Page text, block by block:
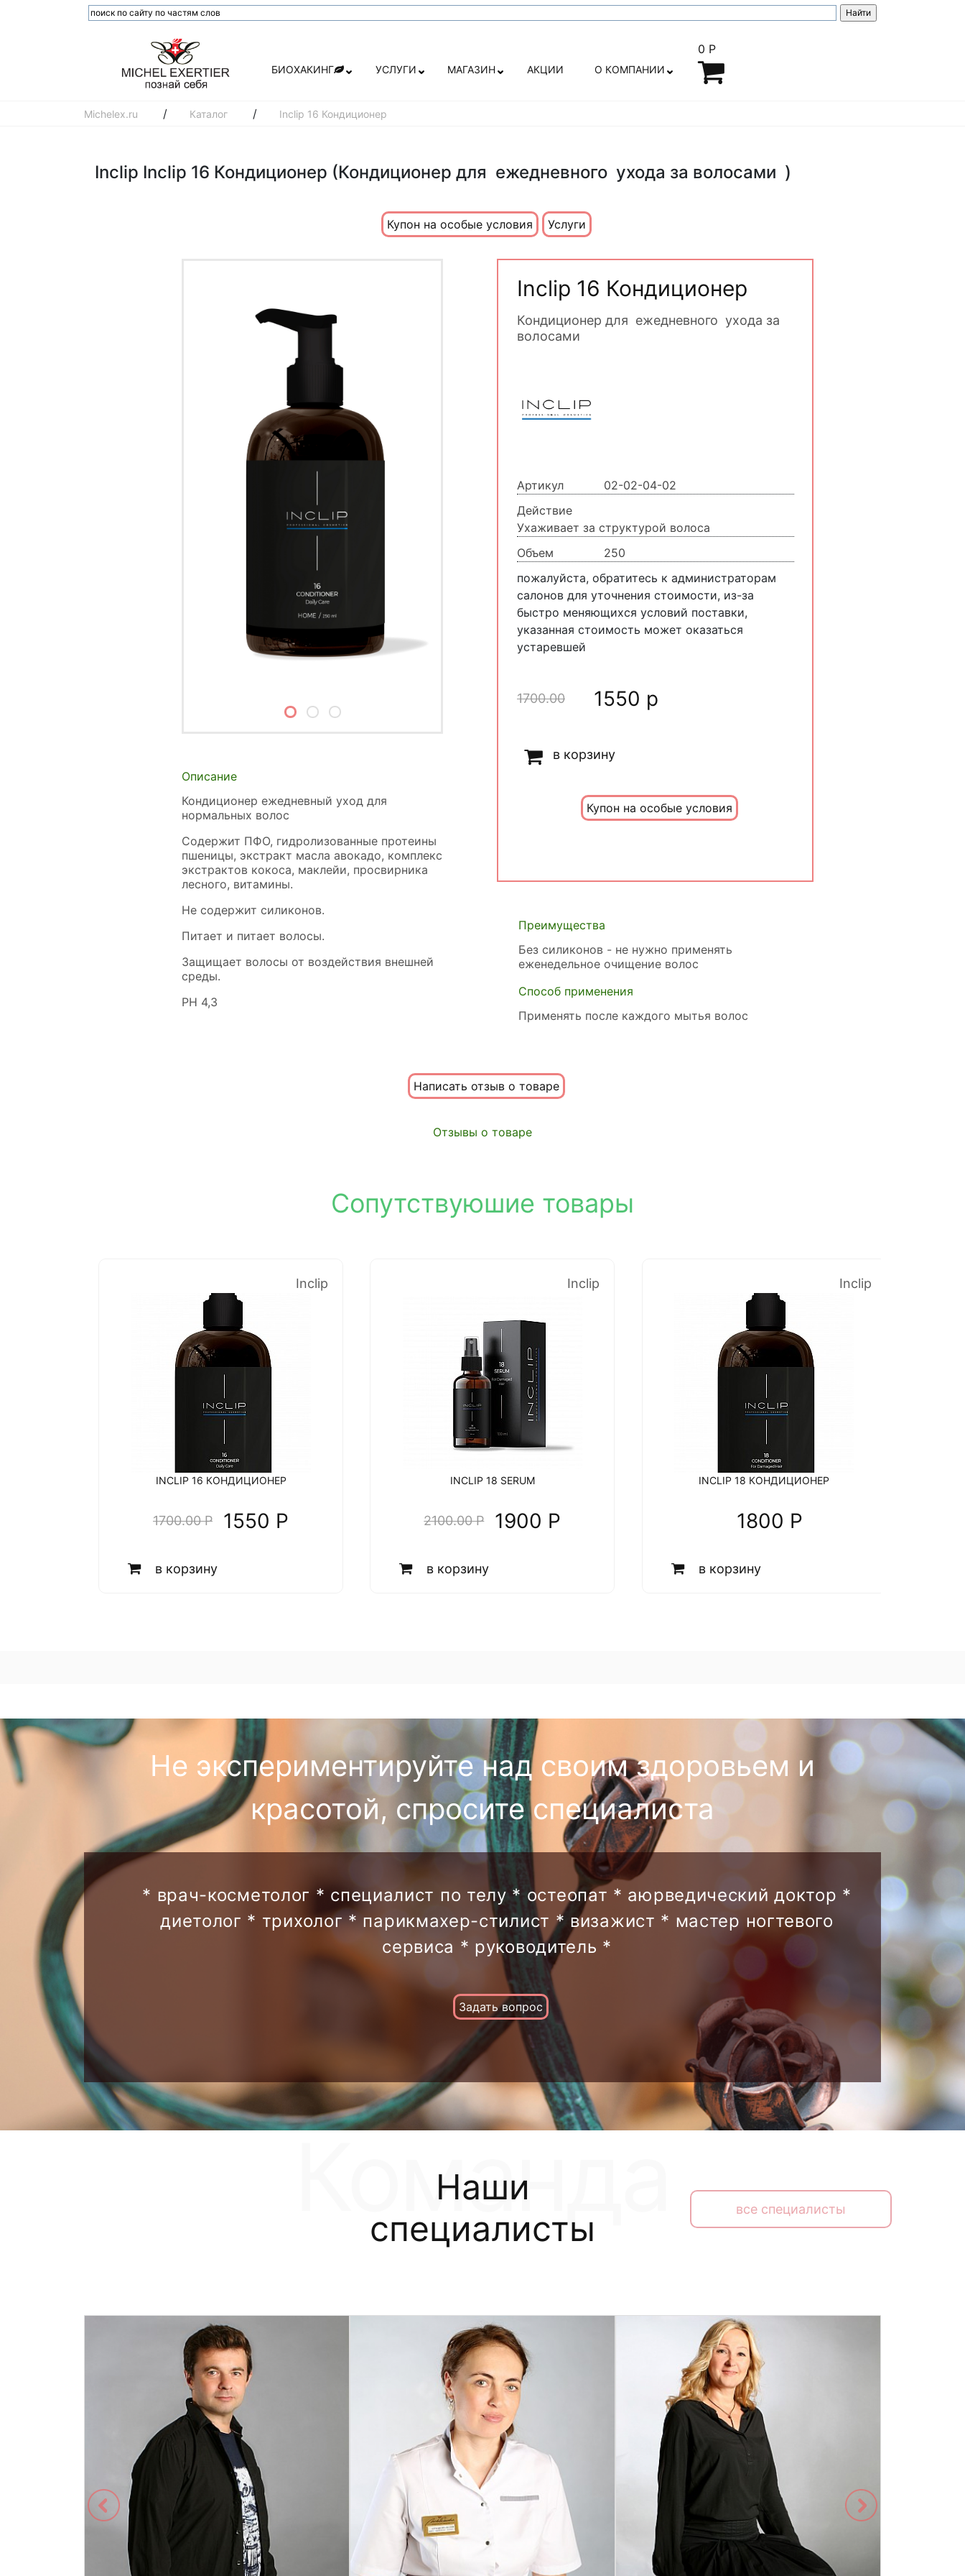
БИОХАКИНГ УСЛУГИ МАГАЗИН АКЦИИ О КОМПАНИИ
0 Р
Michelex.ru / Каталог / Inclip 16 Кондиционер
Inclip Inclip 16 Кондиционер (Кондиционер для ежедневного ухода за волосами )
Купон на особые условия Услуги
Описание
Кондиционер ежедневный уход для
нормальных волос
Содержит ПФО, гидролизованные протеины
пшеницы, экстракт масла авокадо, комплекс
экстрактов кокоса, маклейи, просвирника
лесного, витамины.
Не содержит силиконов.
Питает и питает волосы.
Защищает волосы от воздействия внешней
среды.
РН 4,3
Inclip 16 Кондиционер
Кондиционер для ежедневного ухода за
волосами
Артикул
02-02-04-02
Действие
Ухаживает за структурой волоса
Объем
250
пожалуйста, обратитесь к администраторам
салонов для уточнения стоимости, из-за
быстро меняющихся условий поставки,
указанная стоимость может оказаться
устаревшей
1700.00 1550 р
в корзину
Купон на особые условия
Преимущества
Без силиконов - не нужно применять
еженедельное очищение волос
Способ применения
Применять после каждого мытья волос
Написать отзыв о товаре
Отзывы о товаре
Сопутствуюшие товары
Inclip
INCLIP 16 КОНДИЦИОНЕР
1700.00 P 1550 P
в корзину
Inclip
INCLIP 18 SERUM
2100.00 P 1900 P
в корзину
Inclip
INCLIP 18 КОНДИЦИОНЕР
1800 P
в корзину
Не экспериментируйте над своим здоровьем и
красотой, спросите специалиста
* врач-косметолог * специалист по телу * остеопат * аюрведический доктор *
диетолог * трихолог * парикмахер-стилист * визажист * мастер ногтевого
сервиса * руководитель *
Задать вопрос
Наши
специалисты
все специалисты